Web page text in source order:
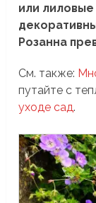
или
Розанна
См. также:
путайте с
уходе сад.